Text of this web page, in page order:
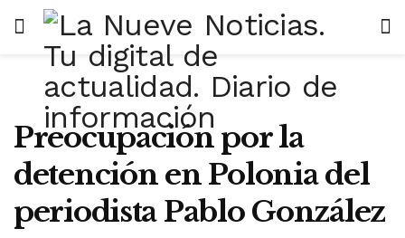
Preocupación por la
detención en Polonia del
periodista Pablo González